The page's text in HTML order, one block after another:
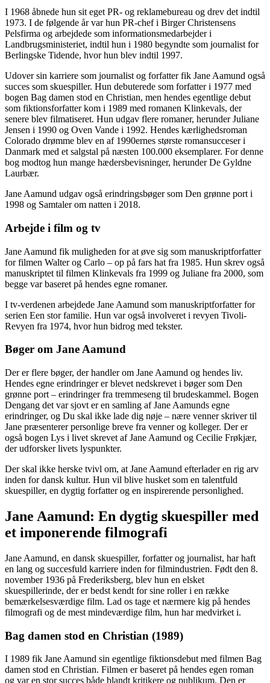
I 1968 åbnede hun sit eget PR- og reklamebureau og drev det indtil
1973. I de følgende år var hun PR-chef i Birger Christensens
Pelsfirma og arbejdede som informationsmedarbejder i
Landbrugsministeriet, indtil hun i 1980 begyndte som journalist for
Berlingske Tidende, hvor hun blev indtil 1997.
Udover sin karriere som journalist og forfatter fik Jane Aamund også
succes som skuespiller. Hun debuterede som forfatter i 1977 med
bogen Bag damen stod en Christian, men hendes egentlige debut
som fiktionsforfatter kom i 1989 med romanen Klinkevals, der
senere blev filmatiseret. Hun udgav flere romaner, herunder Juliane
Jensen i 1990 og Oven Vande i 1992. Hendes kærlighedsroman
Colorado drømme blev en af ​​1990ernes største romansucceser i
Danmark med et salgstal på næsten 100.000 eksemplarer. For denne
bog modtog hun mange hædersbevisninger, herunder De Gyldne
Laurbær.
Jane Aamund udgav også erindringsbøger som Den grønne port i
1998 og Samtaler om natten i 2018.
Arbejde i film og tv
Jane Aamund fik muligheden for at øve sig som manuskriptforfatter
for filmen Walter og Carlo – op på fars hat fra 1985. Hun skrev også
manuskriptet til filmen Klinkevals fra 1999 og Juliane fra 2000, som
begge var baseret på hendes egne romaner.
I tv-verdenen arbejdede Jane Aamund som manuskriptforfatter for
serien Een stor familie. Hun var også involveret i revyen Tivoli-
Revyen fra 1974, hvor hun bidrog med tekster.
Bøger om Jane Aamund
Der er flere bøger, der handler om Jane Aamund og hendes liv.
Hendes egne erindringer er blevet nedskrevet i bøger som Den
grønne port – erindringer fra tremmeseng til brudeskammel. Bogen
Dengang det var sjovt er en samling af Jane Aamunds egne
erindringer, og Du skal ikke lade dig nøje – nære venner skriver til
Jane præsenterer personlige breve fra venner og kolleger. Der er
også bogen Lys i livet skrevet af Jane Aamund og Cecilie Frøkjær,
der udforsker livets lyspunkter.
Der skal ikke herske tvivl om, at Jane Aamund efterlader en rig arv
inden for dansk kultur. Hun vil blive husket som en talentfuld
skuespiller, en dygtig forfatter og en inspirerende personlighed.
Jane Aamund: En dygtig skuespiller med
et imponerende filmografi
Jane Aamund, en dansk skuespiller, forfatter og journalist, har haft
en lang og succesfuld karriere inden for filmindustrien. Født den 8.
november 1936 på Frederiksberg, blev hun en elsket
skuespillerinde, der er bedst kendt for sine roller i en række
bemærkelsesværdige film. Lad os tage et nærmere kig på hendes
filmografi og de mest mindeværdige film, hun har medvirket i.
Bag damen stod en Christian (1989)
I 1989 fik Jane Aamund sin egentlige fiktionsdebut med filmen Bag
damen stod en Christian. Filmen er baseret på hendes egen roman
og var en stor succes både blandt kritikere og publikum. Den er